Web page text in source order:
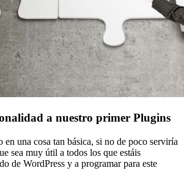
a nuestro primer Plugins
en una cosa tan básica, si no de poco serviría
sea muy útil a todos los que estáis
de WordPress y a programar para este